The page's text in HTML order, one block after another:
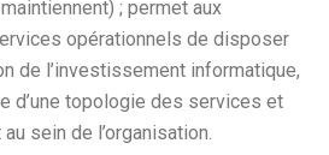
; permet aux
opérationnels de disposer
de l’investissement informatique,
d’une topologie des services et
sein de l’organisation.